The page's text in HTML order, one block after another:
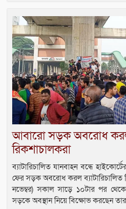
আবারো সড়ক অবরোধ করল
রিকশাচালকরা
ব্যাটারিচালিত যানবাহন বন্ধে
ফের সড়ক অবরোধ করল ব্যাটারিচালিত
নভেম্বর) সকাল সাড়ে ১০টার পর
সড়কে অবস্থান নিয়ে বিক্ষোভ করছেন